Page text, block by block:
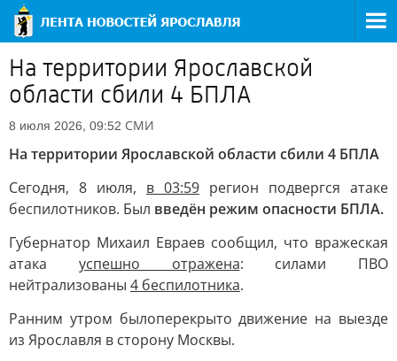
На территории Ярославской
области сбили 4 БПЛА
8 июля 2026, 09:52 СМИ
На территории Ярославской области сбили 4 БПЛА
Сегодня, 8 июля, в 03:59 регион подвергся атаке
беспилотников. Был введён режим опасности БПЛА.
Губернатор Михаил Евраев сообщил, что вражеская
атака успешно отражена: силами ПВО
нейтрализованы 4 беспилотника.
Ранним утром былоперекрыто движение на выезде
из Ярославля в сторону Москвы.